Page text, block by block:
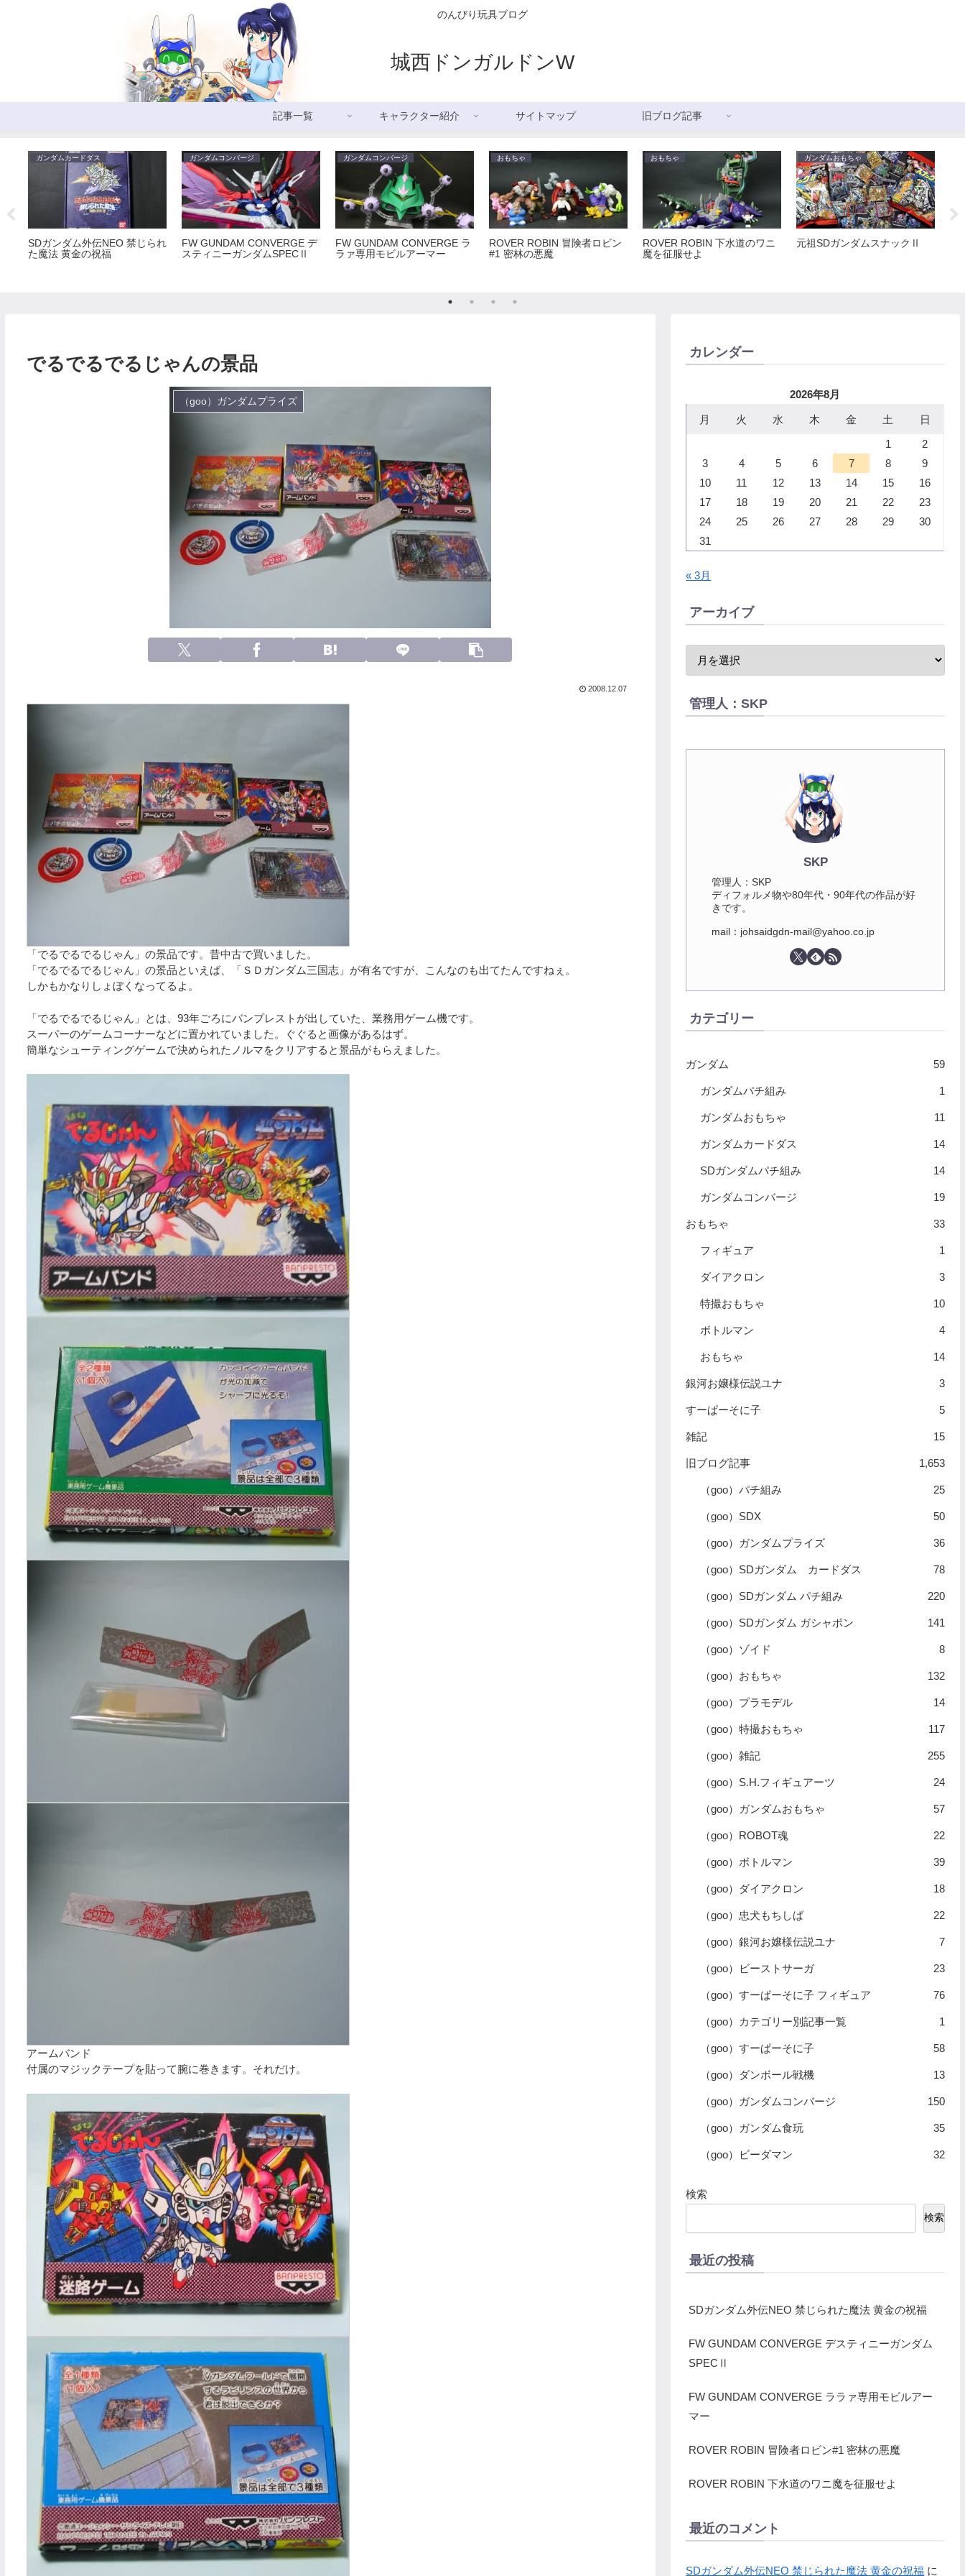
のんびり玩具ブログ
城西ドンガルドンW
記事一覧 キャラクター紹介 サイトマップ 旧ブログ記事
ガンダムカードダス
SDガンダム外伝NEO 禁じられ
た魔法 黄金の祝福
ガンダムコンバージ
FW GUNDAM CONVERGE デ
スティニーガンダムSPECⅡ
ガンダムコンバージ
FW GUNDAM CONVERGE ラ
ラァ専用モビルアーマー
おもちゃ
ROVER ROBIN 冒険者ロビン
#1 密林の悪魔
おもちゃ
ROVER ROBIN 下水道のワニ
魔を征服せよ
ガンダムおもちゃ
元祖SDガンダムスナックⅡ
でるでるでるじゃんの景品
（goo）ガンダムプライズ
2008.12.07
「でるでるでるじゃん」の景品です。昔中古で買いました。
「でるでるでるじゃん」の景品といえば、「ＳＤガンダム三国志」が有名ですが、こんなのも出てたんですねぇ。
しかもかなりしょぼくなってるよ。
「でるでるでるじゃん」とは、93年ごろにバンプレストが出していた、業務用ゲーム機です。
スーパーのゲームコーナーなどに置かれていました。ぐぐると画像があるはず。
簡単なシューティングゲームで決められたノルマをクリアすると景品がもらえました。
アームバンド
付属のマジックテープを貼って腕に巻きます。それだけ。
カレンダー
2026年8月
月 火 水 木 金 土
日
1
2
3
4 5 6 7 8
9
10
11 12 13 14 15
16
17
18 19 20 21 22
23
24
25 26 27 28 29
30
31
« 3月
アーカイブ
管理人：SKP
SKP
管理人：SKP
ディフォルメ物や80年代・90年代の作品が好
きです。
mail：johsaidgdn-mail@yahoo.co.jp
カテゴリー
ガンダム 59
ガンダムパチ組み 1
ガンダムおもちゃ 11
ガンダムカードダス 14
SDガンダムパチ組み 14
ガンダムコンバージ 19
おもちゃ 33
フィギュア 1
ダイアクロン 3
特撮おもちゃ 10
ボトルマン 4
おもちゃ 14
銀河お嬢様伝説ユナ 3
すーぱーそに子 5
雑記 15
旧ブログ記事 1,653
（goo）パチ組み 25
（goo）SDX 50
（goo）ガンダムプライズ 36
（goo）SDガンダム カードダス 78
（goo）SDガンダム パチ組み 220
（goo）SDガンダム ガシャポン 141
（goo）ゾイド 8
（goo）おもちゃ 132
（goo）プラモデル 14
（goo）特撮おもちゃ 117
（goo）雑記 255
（goo）S.H.フィギュアーツ 24
（goo）ガンダムおもちゃ 57
（goo）ROBOT魂 22
（goo）ボトルマン 39
（goo）ダイアクロン 18
（goo）忠犬もちしば 22
（goo）銀河お嬢様伝説ユナ 7
（goo）ビーストサーガ 23
（goo）すーぱーそに子 フィギュア 76
（goo）カテゴリー別記事一覧 1
（goo）すーぱーそに子 58
（goo）ダンボール戦機 13
（goo）ガンダムコンバージ 150
（goo）ガンダム食玩 35
（goo）ビーダマン 32
検索
検索
最近の投稿
SDガンダム外伝NEO 禁じられた魔法 黄金の祝福
FW GUNDAM CONVERGE デスティニーガンダム
SPECⅡ
FW GUNDAM CONVERGE ララァ専用モビルアー
マー
ROVER ROBIN 冒険者ロビン#1 密林の悪魔
ROVER ROBIN 下水道のワニ魔を征服せよ
最近のコメント
SDガンダム外伝NEO 禁じられた魔法 黄金の祝福 に